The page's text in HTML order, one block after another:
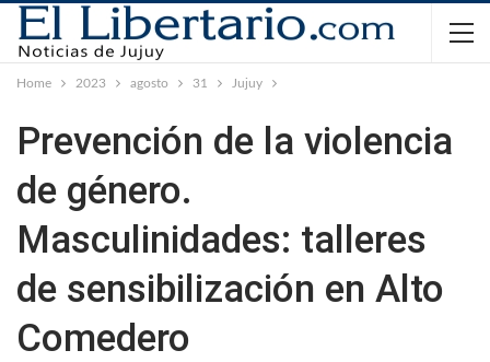
Home 2023 agosto 31 Jujuy
Prevención de la violencia
de género.
Masculinidades: talleres
de sensibilización en Alto
Comedero